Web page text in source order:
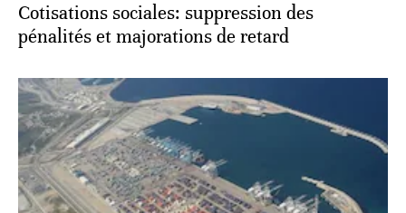
Cotisations sociales: suppression des
pénalités et majorations de retard